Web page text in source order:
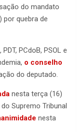
do mandato
por quebra de
PCdoB, PSOL e
o conselho
do deputado.
nesta terça (16)
do Supremo Tribunal
nesta